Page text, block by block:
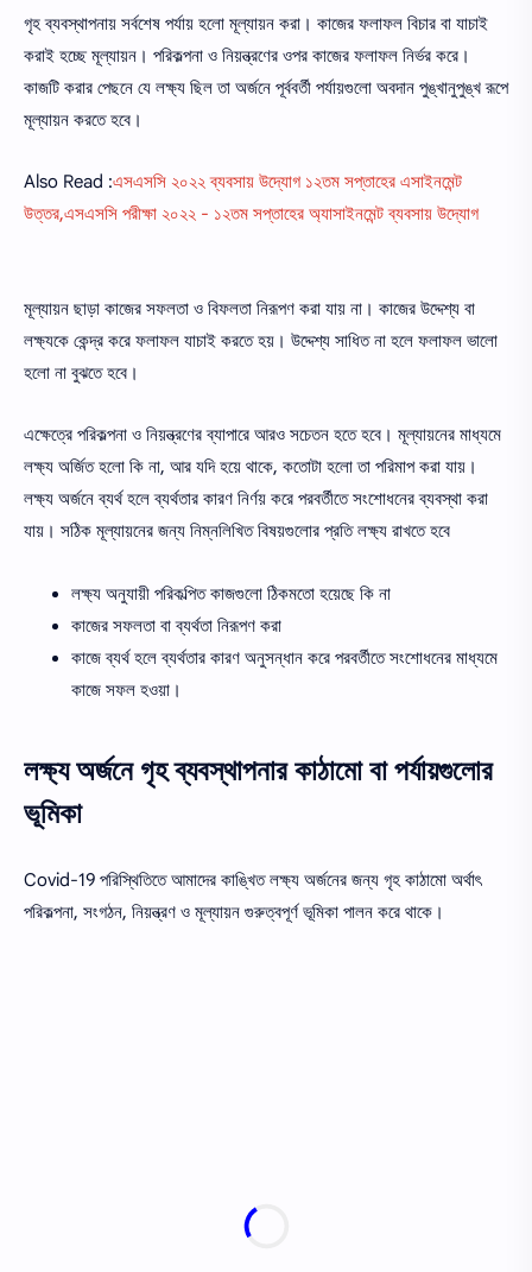
গৃহ ব্যবস্থাপনায় সর্বশেষ পর্যায় হলাে মূল্যায়ন করা। কাজের ফলাফল বিচার বা যাচাই
করাই হচ্ছে মূল্যায়ন। পরিকল্পনা ও নিয়ন্ত্রণের ওপর কাজের ফলাফল নির্ভর করে।
কাজটি করার পেছনে যে লক্ষ্য ছিল তা অর্জনে পূর্ববর্তী পর্যায়গুলো অবদান পুঙ্খানুপুঙ্খ রূপে
মূল্যায়ন করতে হবে।
Also Read :এসএসসি ২০২২ ব্যবসায় উদ্যোগ ১২তম সপ্তাহের এসাইনমেন্ট
উত্তর,এসএসসি পরীক্ষা ২০২২ - ১২তম সপ্তাহের অ্যাসাইনমেন্ট ব্যবসায় উদ্যোগ
মূল্যায়ন ছাড়া কাজের সফলতা ও বিফলতা নিরূপণ করা যায় না। কাজের উদ্দেশ্য বা
লক্ষ্যকে কেন্দ্র করে ফলাফল যাচাই করতে হয়। উদ্দেশ্য সাধিত না হলে ফলাফল ভালাে
হলাে না বুঝতে হবে।
এক্ষেত্রে পরিকল্পনা ও নিয়ন্ত্রণের ব্যাপারে আরও সচেতন হতে হবে। মূল্যায়নের মাধ্যমে
লক্ষ্য অর্জিত হলাে কি না, আর যদি হয়ে থাকে, কতােটা হলাে তা পরিমাপ করা যায়।
লক্ষ্য অর্জনে ব্যর্থ হলে ব্যর্থতার কারণ নির্ণয় করে পরবর্তীতে সংশােধনের ব্যবস্থা করা
যায়। সঠিক মূল্যায়নের জন্য নিম্নলিখিত বিষয়গুলাের প্রতি লক্ষ্য রাখতে হবে
লক্ষ্য অনুযায়ী পরিকল্পিত কাজগুলাে ঠিকমতাে হয়েছে কি না
কাজের সফলতা বা ব্যর্থতা নিরূপণ করা
কাজে ব্যর্থ হলে ব্যর্থতার কারণ অনুসন্ধান করে পরবর্তীতে সংশােধনের মাধ্যমে
কাজে সফল হওয়া।
লক্ষ্য অর্জনে গৃহ ব্যবস্থাপনার কাঠামো বা পর্যায়গুলোর
ভূমিকা
Covid-19 পরিস্থিতিতে আমাদের কাঙ্খিত লক্ষ্য অর্জনের জন্য গৃহ কাঠামো অর্থাৎ
পরিকল্পনা, সংগঠন, নিয়ন্ত্রণ ও মূল্যায়ন গুরুত্বপূর্ণ ভূমিকা পালন করে থাকে।